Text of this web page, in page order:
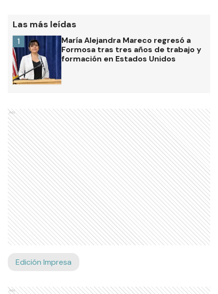
Las más leídas
María Alejandra Mareco regresó a
Formosa tras tres años de trabajo y
formación en Estados Unidos
1
Ads
Edición Impresa
Ads